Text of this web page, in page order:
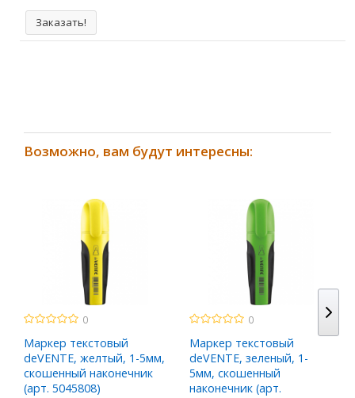
Заказать!
Возможно, вам будут интересны:
0
Маркер текстовый
deVENTE, желтый, 1-5мм,
скошенный наконечник
(арт. 5045808)
0
Маркер текстовый
deVENTE, зеленый, 1-
5мм, скошенный
наконечник (арт.